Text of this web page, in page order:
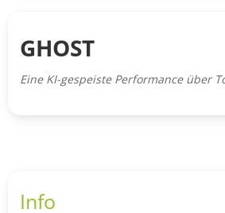
GHOST
Eine KI-gespeiste Performance über
Info